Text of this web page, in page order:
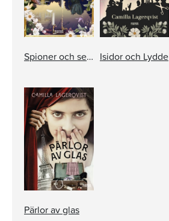
Spioner och seanser Isidor och Lydde
Pärlor av glas